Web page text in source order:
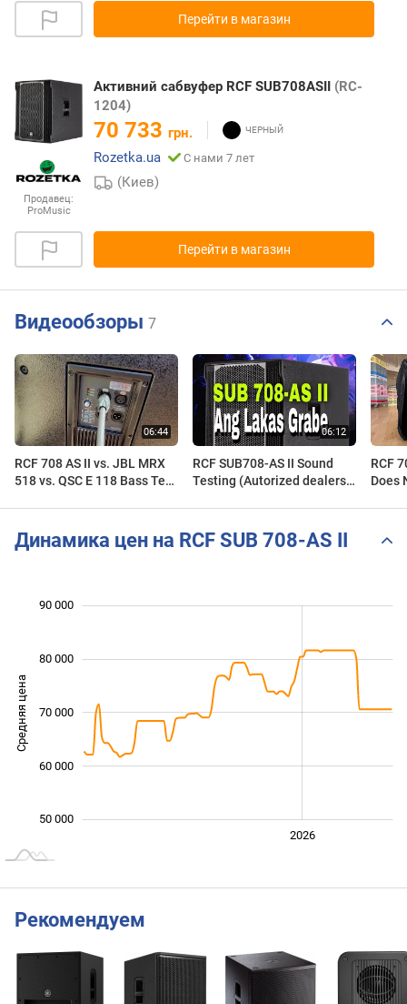
Перейти в магазин
Продавец:
ProMusic
Активний сабвуфер RCF SUB708ASII (RC-
1204)
70 733 грн.
Rozetka.ua
С нами 7 лет
(Киев)
Перейти в магазин
Видеообзоры 7
RCF 708 AS II vs. JBL MRX
518 vs. QSC E 118 Bass Test
RCF SUB708-AS II Sound
Testing (Autorized dealers)
RCF
Does
Динамика цен на RCF SUB 708-AS II
Средняя цена 50 000
50 000
60 000
70 000
80 000
90 000
2026
Рекомендуем